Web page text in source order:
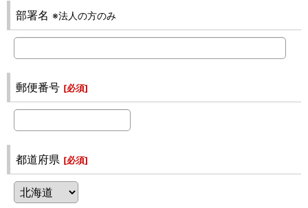
部署名 ※法人の方のみ
郵便番号 [必須]
都道府県 [必須]